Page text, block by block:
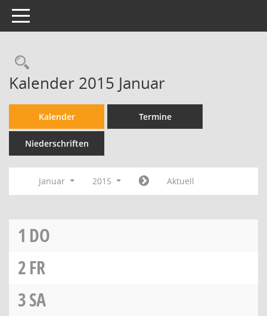
Toggle navigation
Kalender 2015 Januar
Kalender Termine
Niederschriften
Januar 2015 Aktuell
1 DO
2FR
3SA